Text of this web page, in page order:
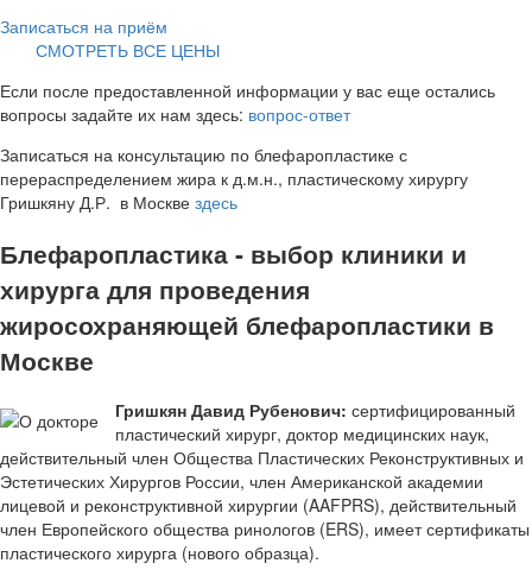
Записаться на приём
СМОТРЕТЬ ВСЕ ЦЕНЫ
Если после предоставленной информации у вас еще остались
вопросы задайте их нам здесь: вопрос-ответ
Записаться на консультацию по блефаропластике с
перераспределением жира к д.м.н., пластическому хирургу
Гришкяну Д.Р. в Москве здесь
Блефаропластика - выбор клиники и
хирурга для проведения
жиросохраняющей блефаропластики в
Москве
Гришкян Давид Рубенович: сертифицированный
пластический хирург, доктор медицинских наук,
действительный член Общества Пластических Реконструктивных и
Эстетических Хирургов России, член Американской академии
лицевой и реконструктивной хирургии (AAFPRS), действительный
член Европейского общества ринологов (ERS), имеет сертификаты
пластического хирурга (нового образца).